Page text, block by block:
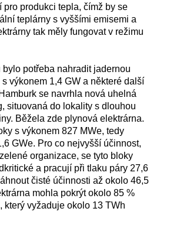
pro produkci tepla, čímž by se
teplárny s vyššími emisemi a
tak měly fungovat v režimu
potřeba nahradit jadernou
s výkonem 1,4 GW a některé další
se navrhla nová uhelná
situovaná do lokality s dlouhou
Běžela zde plynová elektrárna.
s výkonem 827 MWe, tedy
GWe. Pro co nejvyšší účinnost,
organizace, se tyto bloky
a pracují při tlaku páry 27,6
čisté účinnosti až okolo 46,5
mohla pokrýt okolo 85 %
který vyžaduje okolo 13 TWh